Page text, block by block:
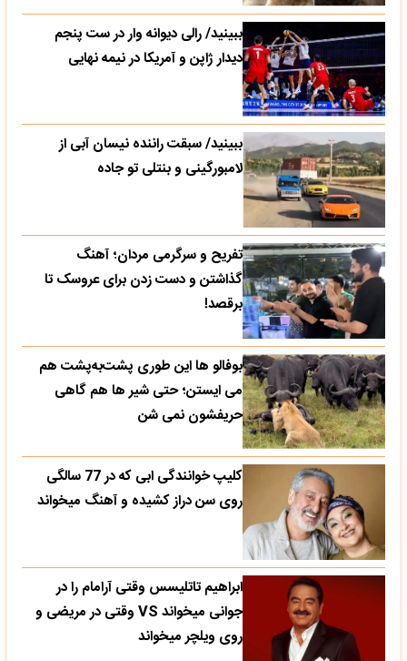
ببینید/ رالی دیوانه وار در ست پنجم
دیدار ژاپن و آمریکا در نیمه نهایی
ببینید/ سبقت راننده نیسان آبی از
لامبورگینی و بنتلی تو جاده
تفریح و سرگرمی مردان؛ آهنگ
گذاشتن و دست زدن برای عروسک تا
برقصد!
بوفالو ها این‌ طوری پشت‌به‌پشت هم
می‌ ایستن؛ حتی شیر ها هم گاهی
حریفشون نمی‌ شن
کلیپ خوانندگی ابی که در 77 سالگی
روی سن دراز کشیده و آهنگ میخواند
ابراهیم تاتلیسس وقتی آرامام را در
جوانی میخواند VS وقتی در مریضی و
روی ویلچر میخواند